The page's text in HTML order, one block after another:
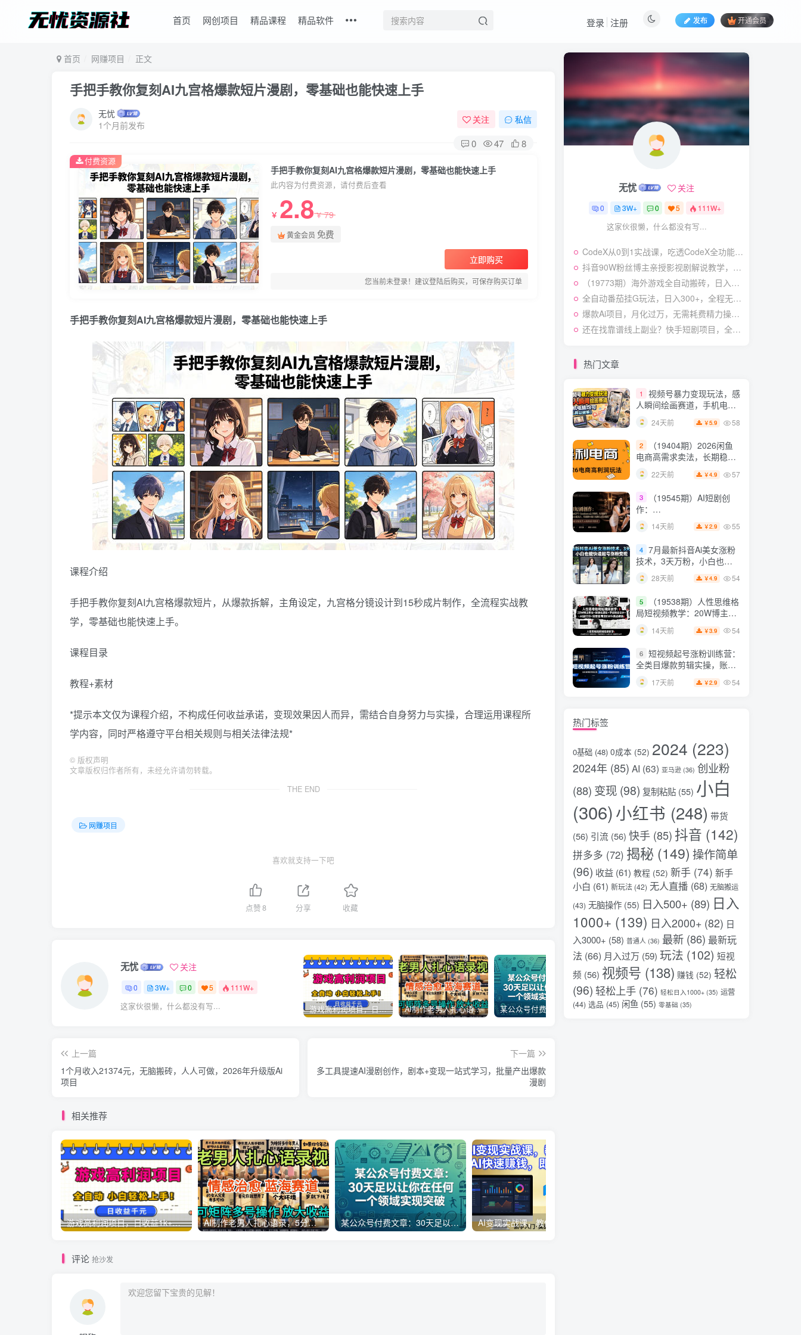
首页 网创项目 精品课程 精品软件 发布 开通会员
登录 注册
首页 网赚项目 正文
手把手教你复刻AI九宫格爆款短片漫剧，零基础也能快速上手
无忧
1个月前发布
关注 私信
0 47 8
手把手教你复刻AI九宫格爆款短片漫剧，零基础也能快速上手
此内容为付费资源，请付费后查看
￥ 2.8￥79
黄金会员 免费
立即购买
您当前未登录！建议登陆后购买，可保存购买订单
付费资源
手把手教你复刻AI九宫格爆款短片漫剧，零基础也能快速上手
课程介绍
手把手教你复刻AI九宫格爆款短片，从爆款拆解，主角设定，九宫格分镜设计到15秒成片制作，全流程实战教
学，零基础也能快速上手。
课程目录
教程+素材
*提示本文仅为课程介绍，不构成任何收益承诺，变现效果因人而异，需结合自身努力与实操，合理运用课程所
学内容，同时严格遵守平台相关规则与相关法律法规*
© 版权声明
文章版权归作者所有，未经允许请勿转载。
THE END
网赚项目
喜欢就支持一下吧
点赞8 分享 收藏
无忧 关注
0 3W+ 0 5 111W+
这家伙很懒，什么都没有写... 游戏高利润项目，日收益1k+，全自动，无需值守，解放双手，小白轻松上手【揭秘】 AI制作老男人扎心语录，5分钟一条，操作简单，流量非常大，保姆级教程 某公众号付费文章：30天足以让你在任何一个领域实现突破 2026全域投放进阶杭州3月线下课，抖音巨量千川进阶提升，撬动自然流量、连爆短视频、提升ROI
上一篇
1个月收入21374元，无脑搬砖，人人可做，2026年升级版Ai
项目
下一篇
多工具提速AI漫剧创作，剧本+变现一站式学习，批量产出爆款
漫剧
相关推荐
游戏高利润项目，日收益1k+，全自动，无需值守，解放双手，小白轻松上手【揭秘】 AI制作老男人扎心语录，5分钟一条，操作简单，流量非常大，保姆级教程 某公众号付费文章：30天足以让你在任何一个领域实现突破
评论 抢沙发
视频号暴力变现玩法，感
人瞬间绘画赛道，手机电脑
均可
24天前 ￥ 5.9 58
（19404期）2026闲鱼
电商高需求卖法，长期稳定
3 （19545期）AI短剧创
作：
ChatGPT+Seedance2.0教
程，从零制作恶毒女配短
全流程
14天前
7月最新抖音Ai美女涨粉
技术，3天万粉，小白也能
快速起号涨粉变现
28天前
5 （19538期）人性思维格
局短视频教学：20W博主亲
授×标准化流程×字幕封面设
计×AI提示词×橱窗带货6W
14天前 ￥3.9 54
无忧 关注
0 3W+ 0 5 111W+
这家伙很懒，什么都没有写...
CodeX从0到1实战课，吃透CodeX全功能，零基础AI开发实战，从部署到高阶项目一键落地
抖音90W粉丝博主亲授影视剧解说教学，选剧选题+文案模板+AI指令+剪辑配音+封面全流程变现，解锁精选独家收益
（19773期）海外游戏全自动搬砖，日入1000+，全天无人值守，绿色稳定！
全自动番茄挂G玩法，日入300+，全程无需人工，一台电脑即可开展【揭秘】
爆款Ai项目，月化过万，无需耗费精力操作，稳健实现每月增收
还在找靠谱线上副业？快手短剧项目，全程自动发布内容，不用熬夜做视频，轻松日入500+【揭秘】
热门文章
1
视频号暴力变现玩法，感
人瞬间绘画赛道，手机电脑
均可
24天前 ￥5.9 58
2
（19404期）2026闲鱼
电商高需求卖法，长期稳定
可做，一单利润300
22天前 ￥4.9 57
3
（19545期）AI短剧创
作：
ChatGPT+Seedance2.0教
程，从零制作恶毒女配短
全流程
14天前 ￥2.9 55
4 7月最新抖音Ai美女涨粉
技术，3天万粉，小白也能
快速起号涨粉变现
28天前 ￥4.9 54
5
（19538期）人性思维格
局短视频教学：20W博主亲
授×标准化流程×字幕封面设
计×AI提示词×橱窗带货6W
14天前 ￥3.9 54
6 短视频起号涨粉训练营：
全类目爆款剪辑实操，账号
节奏规划复盘落地教程
17天前 ￥2.9 54
热门标签
0基础 (48) 0成本 (52) 2024 (223)
2024年 (85) AI (63) 亚马逊 (36) 创业粉
(88) 变现 (98) 复制粘贴 (55) 小白
(306)小红书 (248) 带货
(56) 引流 (56) 快手 (85) 抖音 (142)
拼多多 (72) 揭秘 (149) 操作简单
(96) 收益 (61) 教程 (52) 新手 (74) 新手
小白 (61) 新玩法 (42) 无人直播 (68) 无脑搬运
(43) 无脑操作 (55) 日入500+ (89) 日入
1000+ (139) 日入2000+ (82) 日
入3000+ (58) 普通人 (36) 最新 (86) 最新玩
法 (66) 月入过万 (59) 玩法 (102) 短视
频 (56) 视频号 (138) 赚钱 (52) 轻松
(96) 轻松上手 (76) 轻松日入1000+ (35) 运营
(44) 选品 (45) 闲鱼 (55) 零基础 (35)